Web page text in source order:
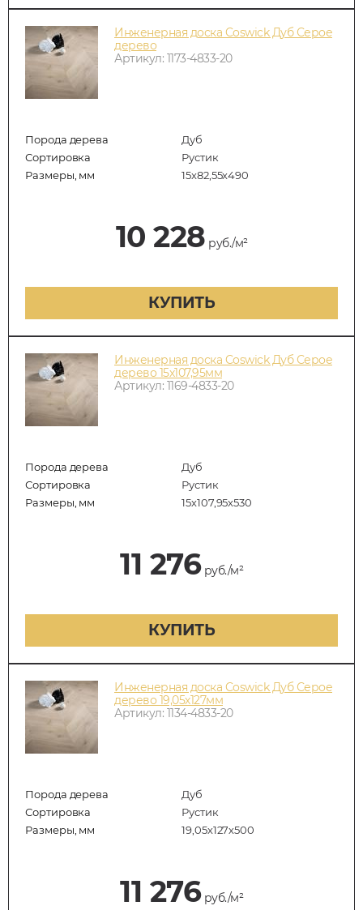
Инженерная доска Coswick Дуб Серое
дерево
Артикул: 1173-4833-20
Порода дерева
Дуб
Сортировка
Рустик
Размеры, мм
15x82,55x490
10 228 руб./м²
КУПИТЬ
Инженерная доска Coswick Дуб Серое
дерево 15х107,95мм
Артикул: 1169-4833-20
Порода дерева
Дуб
Сортировка
Рустик
Размеры, мм
15х107,95х530
11 276руб./м²
КУПИТЬ
Инженерная доска Coswick Дуб Серое
дерево 19,05х127мм
Артикул: 1134-4833-20
Порода дерева
Дуб
Сортировка
Рустик
Размеры, мм
19,05х127х500
11 276руб./м²